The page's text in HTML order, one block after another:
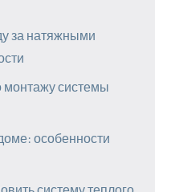
за натяжными
монтажу системы
особенности
систему теплого